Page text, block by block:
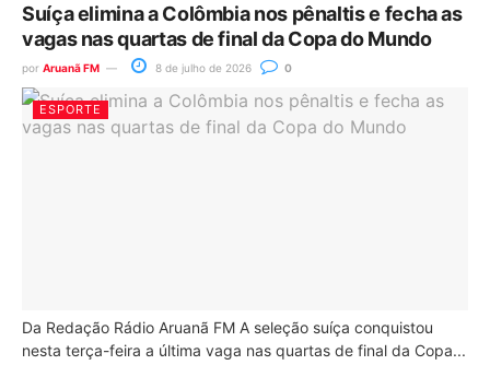
Suíça elimina a Colômbia nos pênaltis e fecha as
vagas nas quartas de final da Copa do Mundo
por Aruanã FM 8 de julho de 2026 0
ESPORTE
Da Redação Rádio Aruanã FM A seleção suíça conquistou
nesta terça-feira a última vaga nas quartas de final da Copa...